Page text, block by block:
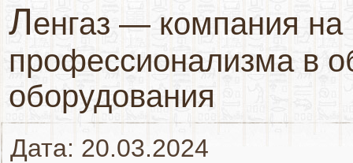
Ленгаз — компания
профессионализма в
оборудования
Дата: 20.03.2024